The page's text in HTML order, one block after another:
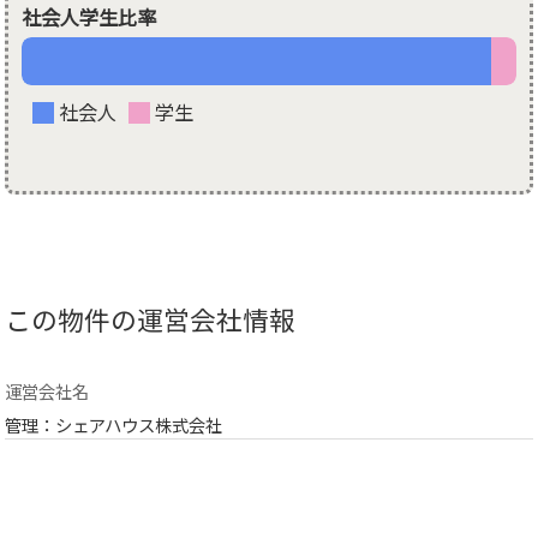
社会人学生比率
社会人 学生
この物件の運営会社情報
運営会社名
管理：シェアハウス株式会社